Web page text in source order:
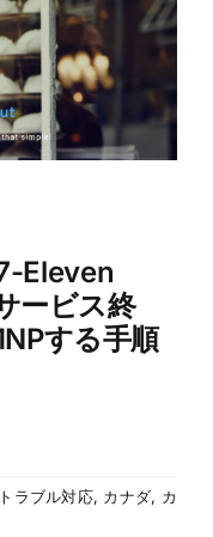
Eleven
ービス終
する手順
ラブル対応, カナダ, カ